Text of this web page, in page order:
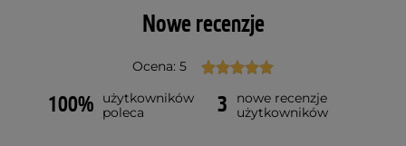
Nowe recenzje
Ocena: 5
100%
użytkowników
poleca
3
nowe recenzje
użytkowników